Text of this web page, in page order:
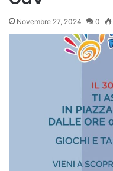
Novembre 27, 2024 0